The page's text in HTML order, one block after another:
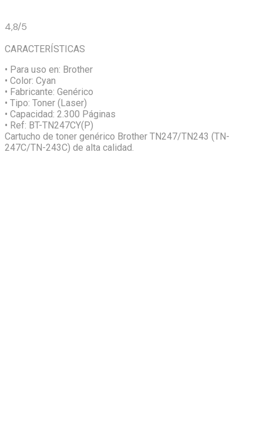
4,8/5
CARACTERÍSTICAS
• Para uso en: Brother
• Color: Cyan
• Fabricante: Genérico
• Tipo: Toner (Laser)
• Capacidad: 2.300 Páginas
• Ref: BT-TN247CY(P)
Cartucho de toner genérico Brother TN247/TN243 (TN-
247C/TN-243C) de alta calidad.